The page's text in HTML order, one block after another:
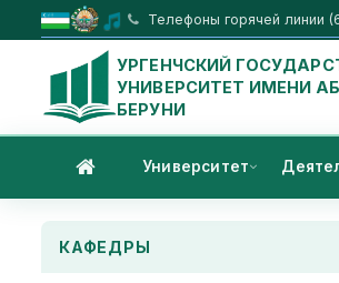
Телефоны горячей линии
УРГЕНЧСКИЙ
УНИВЕРСИТЕТ ИМЕНИ
БЕРУНИ
Университет
КАФЕДРЫ